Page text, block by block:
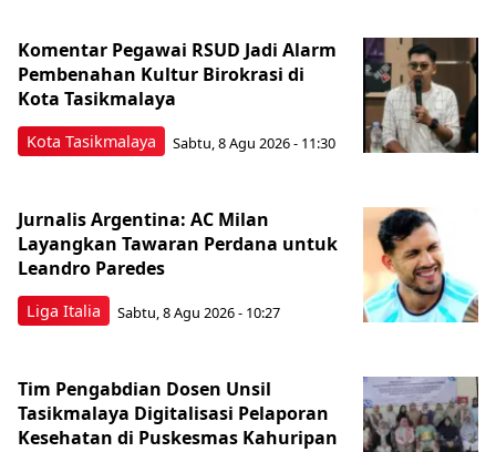
Kota Tasikmalaya
Komentar Pegawai RSUD Jadi Alarm
Pembenahan Kultur Birokrasi di
Kota Tasikmalaya
Sabtu, 8 Agu 2026 - 11:30
Liga Italia
Jurnalis Argentina: AC Milan
Layangkan Tawaran Perdana untuk
Leandro Paredes
Sabtu, 8 Agu 2026 - 10:27
Tim Pengabdian Dosen Unsil
Tasikmalaya Digitalisasi Pelaporan
Kesehatan di Puskesmas Kahuripan